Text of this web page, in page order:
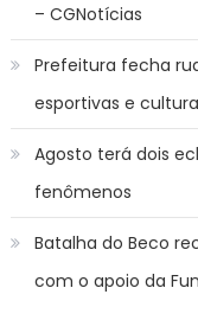
– CGNotícias
Prefeitura fecha
esportivas e
Agosto terá dois
fenômenos
Batalha do Beco
com o apoio da